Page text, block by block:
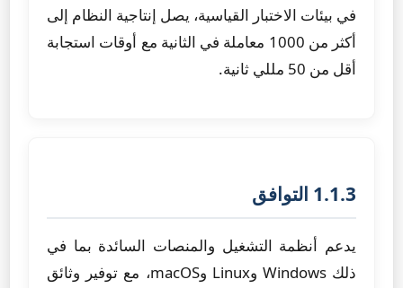
في بيئات الاختبار القياسية، يصل إنتاجية النظام إلى
أكثر من 1000 معاملة في الثانية مع أوقات استجابة
أقل من 50 مللي ثانية.
1.1.3 التوافق
يدعم أنظمة التشغيل والمنصات السائدة بما في
ذلك Windows وLinux وmacOS، مع توفير وثائق